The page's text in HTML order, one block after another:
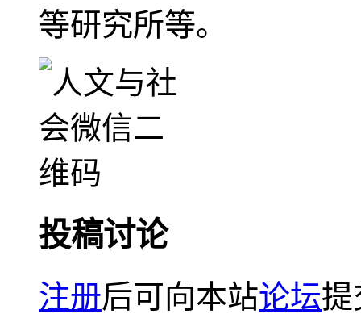
等研究所等。
投稿讨论
注册后可向本站论坛提